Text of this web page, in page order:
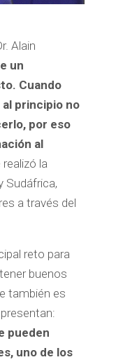
Alain
un
Cuando
principio no
por eso
al
realizó la
Sudáfrica,
a través del
reto para
buenos
también es
pueden
uno de los